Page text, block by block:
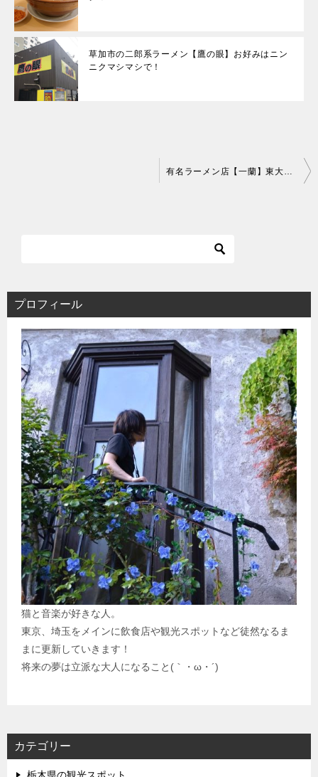
草加市の二郎系ラーメン【鷹の眼】お好みはニン
ニクマシマシで！
ン
プロフィール
猫と音楽が好きな人。
東京、埼玉をメインに飲食店や観光スポットなど徒然なるま
まに更新していきます！
将来の夢は立派な大人になること(｀・ω・´)
カテゴリー
栃木県の観光スポット